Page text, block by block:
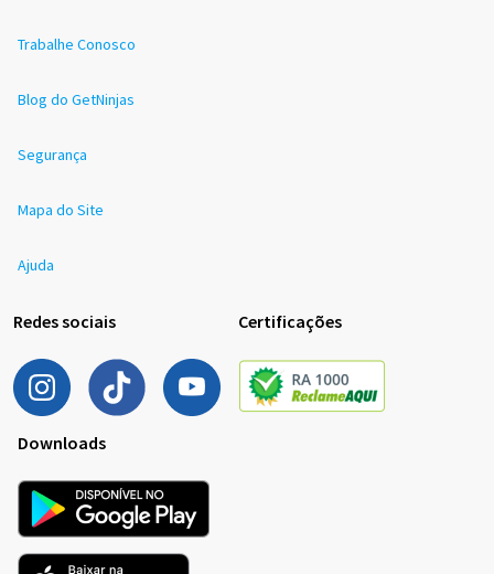
Trabalhe Conosco
Blog do GetNinjas
Segurança
Mapa do Site
Ajuda
Redes sociais Certificações
Downloads